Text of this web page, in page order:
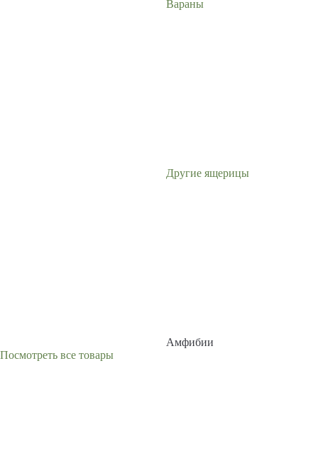
Вараны
Другие ящерицы
Амфибии
Посмотреть все товары